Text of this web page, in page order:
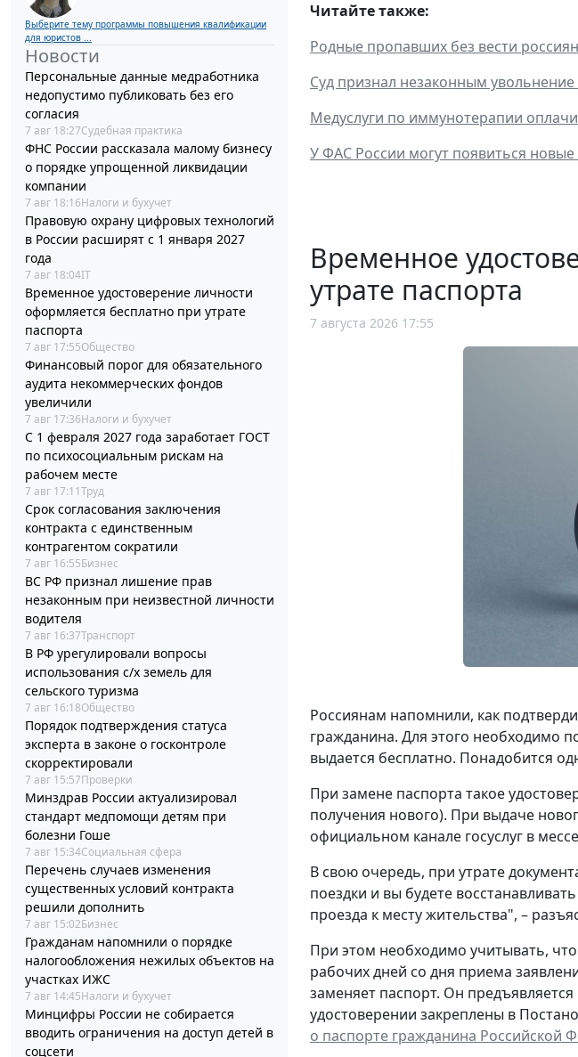
Выберите тему программы повышения квалификации
для юристов ...
Новости
Персональные данные медработника
недопустимо публиковать без его
согласия
7 авг 18:27Судебная практика
ФНС России рассказала малому бизнесу
о порядке упрощенной ликвидации
компании
7 авг 18:16Налоги и бухучет
Правовую охрану цифровых технологий
в России расширят с 1 января 2027
года
7 авг 18:04IT
Временное удостоверение личности
оформляется бесплатно при утрате
паспорта
7 авг 17:55Общество
Финансовый порог для обязательного
аудита некоммерческих фондов
увеличили
7 авг 17:36Налоги и бухучет
С 1 февраля 2027 года заработает ГОСТ
по психосоциальным рискам на
рабочем месте
7 авг 17:11Труд
Срок согласования заключения
контракта с единственным
контрагентом сократили
7 авг 16:55Бизнес
ВС РФ признал лишение прав
незаконным при неизвестной личности
водителя
7 авг 16:37Транспорт
В РФ урегулировали вопросы
использования с/х земель для
сельского туризма
7 авг 16:18Общество
Порядок подтверждения статуса
эксперта в законе о госконтроле
скорректировали
7 авг 15:57Проверки
Минздрав России актуализировал
стандарт медпомощи детям при
болезни Гоше
7 авг 15:34Социальная сфера
Перечень случаев изменения
существенных условий контракта
решили дополнить
7 авг 15:02Бизнес
Гражданам напомнили о порядке
налогообложения нежилых объектов на
участках ИЖС
7 авг 14:45Налоги и бухучет
Минцифры России не собирается
вводить ограничения на доступ детей в
соцсети
Читайте также:
Родные пропавших без вести
Суд признал незаконным увольнение
Медуслуги по иммунотерапии
У ФАС России могут появиться
Временное
утрате паспорта
7 августа 2026 17:55
Россиянам напомнили, как
гражданина. Для этого необходимо
выдается бесплатно. Понадобится
При замене паспорта такое
получения нового). При выдаче
официальном канале госуслуг в
В свою очередь, при утрате
поездки и вы будете
проезда к месту жительства", –
При этом необходимо учитывать,
рабочих дней со дня приема
заменяет паспорт. Он
удостоверении закреплены в
о паспорте гражданина Российской